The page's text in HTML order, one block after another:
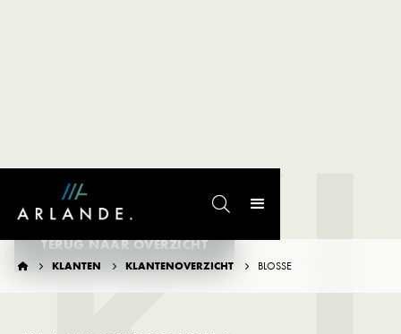

  KLANTEN  KLANTENOVERZICHT  BLOSSE
TERUG NAAR OVERZICHT